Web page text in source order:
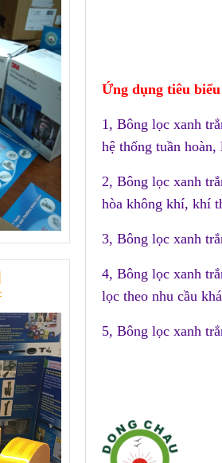
Ứng dụng tiêu biểu
1, Bông lọc xanh
hệ thống tuần
2, Bông lọc xanh
hòa không khí, khí
3, Bông lọc xanh
4, Bông lọc xanh
lọc theo nhu cầu
5, Bông lọc xanh